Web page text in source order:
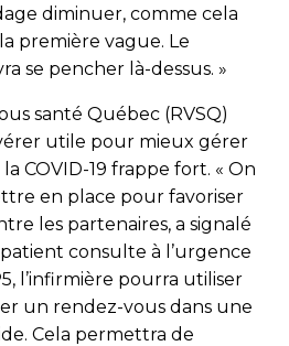
diminuer, comme cela
première vague. Le
se pencher là-dessus. »
santé Québec (RVSQ)
utile pour mieux gérer
la COVID-19 frappe fort. « On
en place pour favoriser
les partenaires, a signalé
consulte à l’urgence
l’infirmière pourra utiliser
un rendez-vous dans une
Cela permettra de